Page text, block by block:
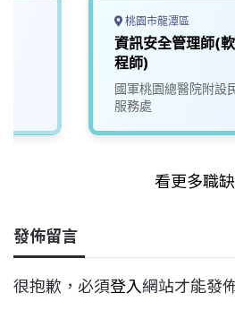
桃園市龍潭區
資訊安全管理師(
程師)
國軍桃園總醫院附設
服務處
看更多職缺
發佈留言
很抱歉，必須登入網站才能發